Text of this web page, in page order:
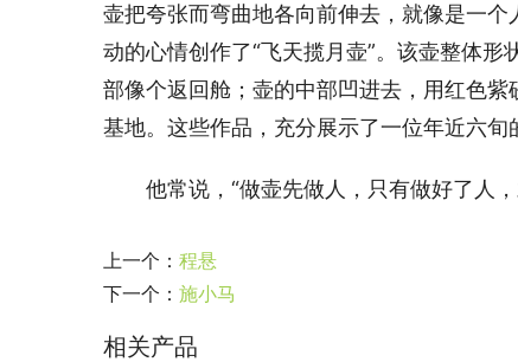
壶把夸张而弯曲地各向前伸去，就像是一
动的心情创作了“飞天揽月壶”。该壶整体
部像个返回舱；壶的中部凹进去，用红色
基地。这些作品，充分展示了一位年近六旬
他常说，“做壶先做人，只有做好了人，
上一个： 程悬
下一个： 施小马
相关产品